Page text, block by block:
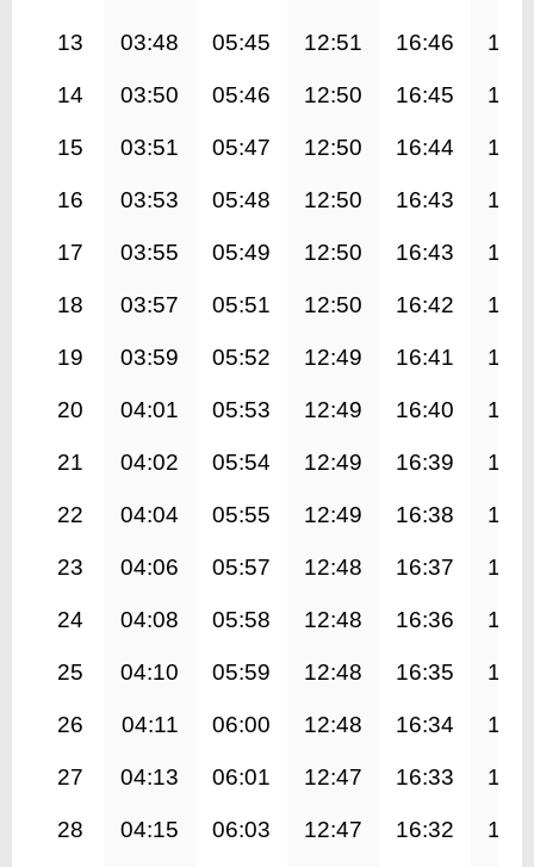
13 03:48 05:45 12:51 16:46
14 03:50 05:46 12:50 16:45
15 03:51 05:47 12:50 16:44
16 03:53 05:48 12:50 16:43
17 03:55 05:49 12:50 16:43
18 03:57 05:51 12:50 16:42
19 03:59 05:52 12:49 16:41
20 04:01 05:53 12:49 16:40
21 04:02 05:54 12:49 16:39
22 04:04 05:55 12:49 16:38
23 04:06 05:57 12:48 16:37
24 04:08 05:58 12:48 16:36
25 04:10 05:59 12:48 16:35
26 04:11 06:00 12:48 16:34
27 04:13 06:01 12:47 16:33
28 04:15 06:03 12:47 16:32